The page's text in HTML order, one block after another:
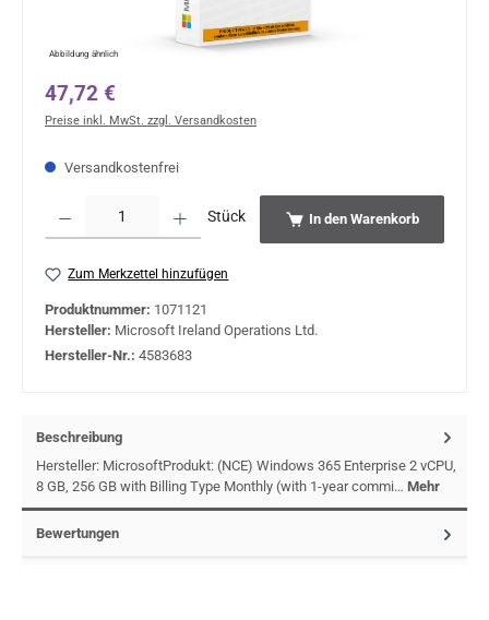
Abbildung ähnlich
Regulärer Preis:
47,72 €
Preise inkl. MwSt. zzgl. Versandkosten
Versandkostenfrei
Stück In den Warenkorb
Zum Merkzettel hinzufügen
Produktnummer: 1071121
Hersteller: Microsoft Ireland Operations Ltd.
Hersteller-Nr.: 4583683
Beschreibung
Hersteller: MicrosoftProdukt: (NCE) Windows 365 Enterprise 2 vCPU,
8 GB, 256 GB with Billing Type Monthly (with 1-year commi… Mehr
Bewertungen